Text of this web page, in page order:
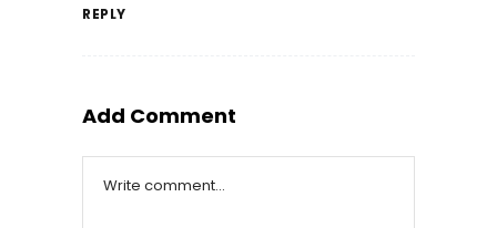
REPLY
Add Comment